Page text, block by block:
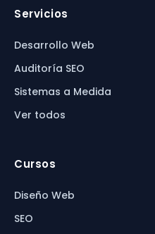
Servicios
Desarrollo Web
Auditoría SEO
Sistemas a Medida
Ver todos
Cursos
Diseño Web
SEO